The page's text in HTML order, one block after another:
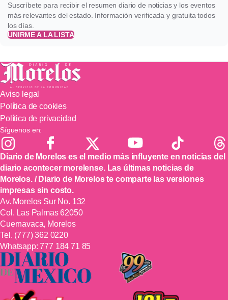
Suscríbete para recibir el resumen diario de noticias y los eventos
más relevantes del estado. Información verificada y gratuita todos
los días.
UNIRME A LA LISTA
Aviso legal
Política de cookies
Política de privacidad
Síguenos en:
Diario de Morelos es el medio más influyente en noticias del
diario acontecer morelense. Las últimas noticias de
Morelos. / Diario de Morelos te comparte las versiones
impresas sin costo.
Av. Morelos Sur No. 132
Col. Las Palmas 62050
Cuernavaca, Morelos
Tel. (777) 362 0220
Whatsapp:777 184 71 85